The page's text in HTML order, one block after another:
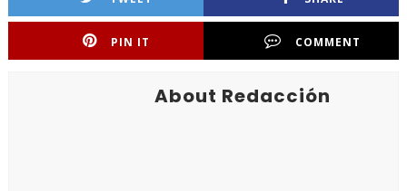
PIN IT COMMENT
About Redacción